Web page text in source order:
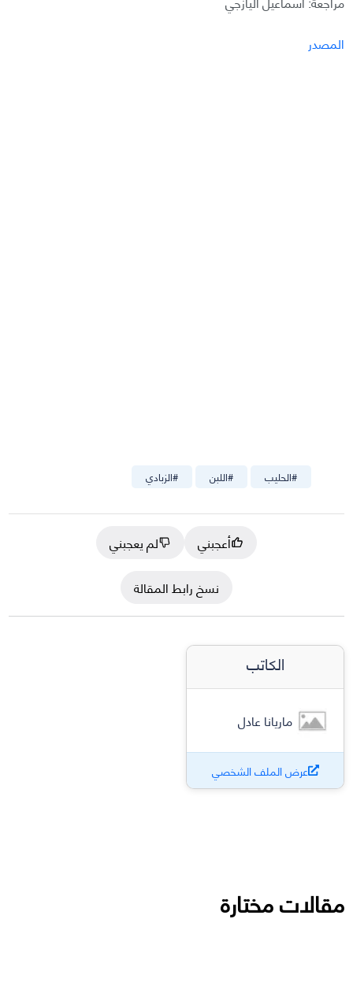
المصدر
#الزبادي #اللبن #الحليب
أعجبني
لم يعجبني
نسخ رابط المقالة
الكاتب
ماريانا عادل
عرض الملف الشخصي
مقالات مختارة